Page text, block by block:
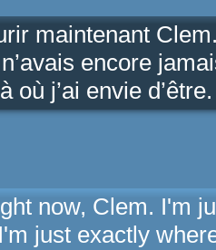
maintenant
encore
où j’ai envie d’être.
now, Clem. I'm
just exactly